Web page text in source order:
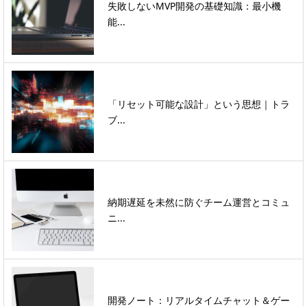
失敗しないMVP開発の基礎知識：最小機
能...
「リセット可能な設計」という思想｜トラ
ブ...
納期遅延を未然に防ぐチーム運営とコミュ
ニ...
開発ノート：リアルタイムチャット＆ゲー